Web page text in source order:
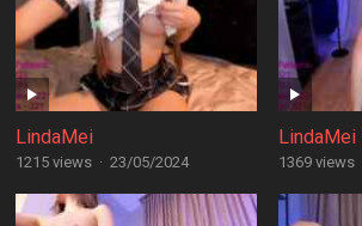
LindaMei
1215 views · 23/05/2024
LindaMei
1369 views